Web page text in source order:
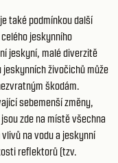
také podmínkou další
jeskynního
jeskyní, malé diverzitě
živočichů může
škodám.
sebemenší změny,
zde na místě všechna
na vodu a jeskynní
reflektorů (tzv.